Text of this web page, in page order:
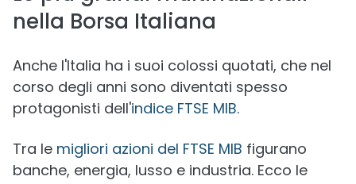
nella Borsa Italiana
Anche l'Italia ha i suoi colossi quotati, che nel
corso degli anni sono diventati spesso
protagonisti dell'indice FTSE MIB.
Tra le migliori azioni del FTSE MIB figurano
banche, energia, lusso e industria. Ecco le